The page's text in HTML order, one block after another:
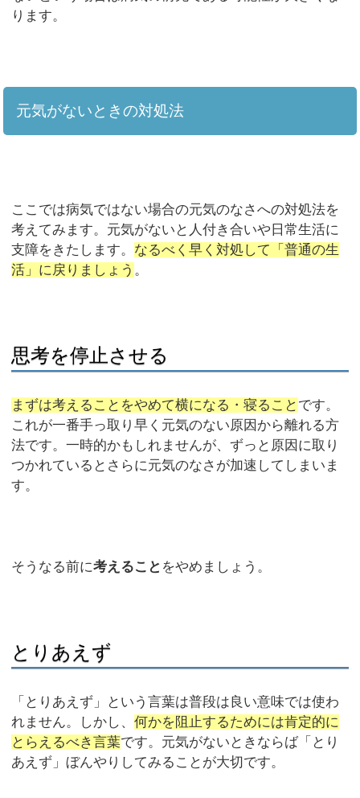
ります。
元気がないときの対処法
ここでは病気ではない場合の元気のなさへの対処法を
考えてみます。元気がないと人付き合いや日常生活に
支障をきたします。 なるべく早く対処して「普通の生
活」に戻りましょう 。
思考を停止させる
まずは考えることをやめて横になる・寝ること です。
これが一番手っ取り早く元気のない原因から離れる方
法です。一時的かもしれませんが、ずっと原因に取り
つかれているとさらに元気のなさが加速してしまいま
す。
そうなる前に考えること をやめましょう。
とりあえず
「とりあえず」という言葉は普段は良い意味では使わ
れません。しかし、何かを阻止するためには肯定的に
とらえるべき言葉です。元気がないときならば「とり
あえず」ぼんやりしてみることが大切です。